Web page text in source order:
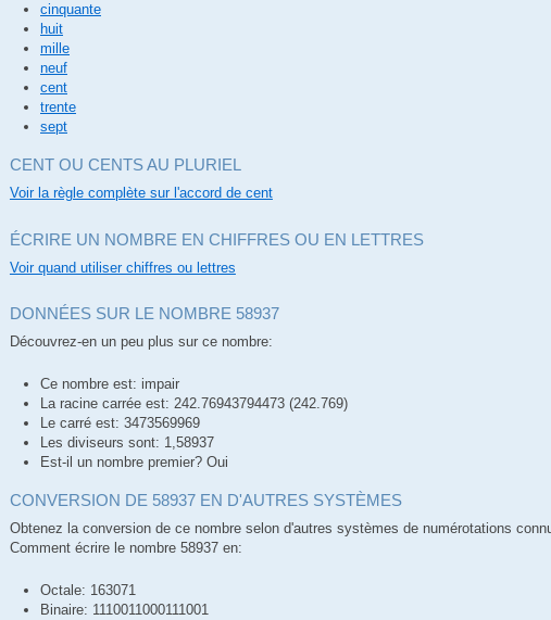
cinquante
huit
mille
neuf
cent
trente
sept
CENT OU CENTS AU PLURIEL
Voir la règle complète sur l'accord de cent
ÉCRIRE UN NOMBRE EN CHIFFRES OU EN LETTRES
Voir quand utiliser chiffres ou lettres
DONNÉES SUR LE NOMBRE 58937
Découvrez-en un peu plus sur ce nombre:
Ce nombre est: impair
La racine carrée est: 242.76943794473 (242.769)
Le carré est: 3473569969
Les diviseurs sont: 1,58937
Est-il un nombre premier? Oui
CONVERSION DE 58937 EN D'AUTRES SYSTÈMES
Obtenez la conversion de ce nombre selon d'autres systèmes de numérotations
Comment écrire le nombre 58937 en:
Octale: 163071
Binaire: 1110011000111001